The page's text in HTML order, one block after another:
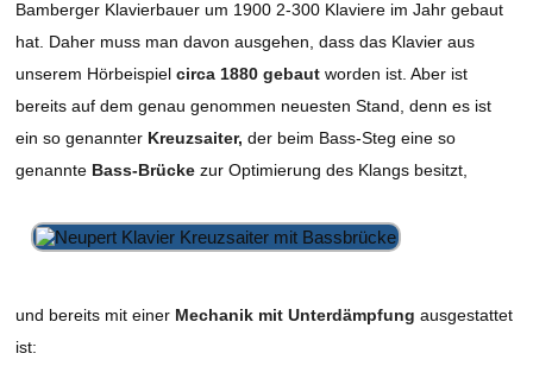
Bamberger Klavierbauer um 1900 2-300 Klaviere im Jahr gebaut
hat. Daher muss man davon ausgehen, dass das Klavier aus
unserem Hörbeispielcirca 1880 gebaut worden ist. Aber ist
bereits auf dem genau genommen neuesten Stand, denn es ist
ein so genannter Kreuzsaiter, der beim Bass-Steg eine so
genannte Bass-Brücke zur Optimierung des Klangs besitzt,
und bereits mit einer Mechanik mit Unterdämpfung ausgestattet
ist: